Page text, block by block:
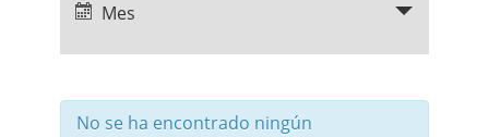
c
i
g
i
Mes
No se ha encontrado ningún